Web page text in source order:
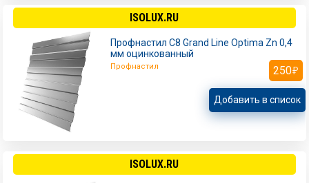
ISOLUX.RU
Профнастил С8 Grand Line Optima Zn 0,4
мм оцинкованный
Профнастил 250
Добавить в список
ISOLUX.RU